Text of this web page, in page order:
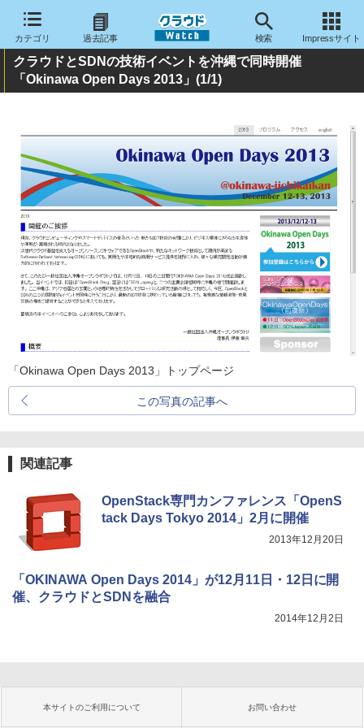
カテゴリ 過去記事 検索 Impressサイト
クラウドとSDNの技術イベントを沖縄で同時開催
「Okinawa Open Days 2013」 (1/1)
「Okinawa Open Days 2013」トップページ
この写真の記事へ
関連記事
OpenStack専門カンファレンス「OpenS
tack Days Tokyo 2014」2月に開催
2013年12月20日
「OKINAWA Open Days 2014」が12月11日・12日に開
催、クラウドとSDNを融合
2014年12月2日
本サイトのご利用について お問い合わせ